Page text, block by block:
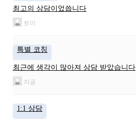
최고의 상담이었씁니다
토미
특별 코칭
최근에 생각이 많아져 상담 받았습니다
지굥
1:1 상담